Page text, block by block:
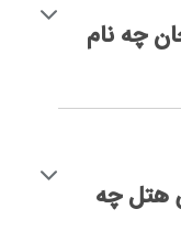
چه نام
هتل چه